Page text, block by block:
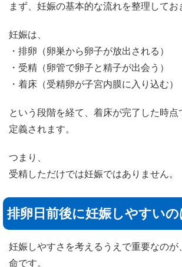
まず、妊娠の基本的な流れを整理してお
妊娠は、
・排卵（卵巣から卵子が放出される）
・受精（卵管で卵子と精子が出会う）
・着床（受精卵が子宮内膜に入り込む）
という段階を経て、着床が完了した時点
定義されます。
つまり、
受精しただけでは妊娠ではありません。
排卵日前後に妊娠しやすいの
妊娠しやすさを考えるうえで重要なのが
命です。